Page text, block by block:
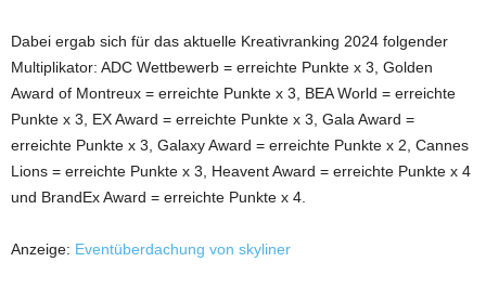
Dabei ergab sich für das aktuelle Kreativranking 2024 folgender
Multiplikator: ADC Wettbewerb = erreichte Punkte x 3, Golden
Award of Montreux = erreichte Punkte x 3, BEA World = erreichte
Punkte x 3, EX Award = erreichte Punkte x 3, Gala Award =
erreichte Punkte x 3, Galaxy Award = erreichte Punkte x 2, Cannes
Lions = erreichte Punkte x 3, Heavent Award = erreichte Punkte x 4
und BrandEx Award = erreichte Punkte x 4.
Anzeige: Eventüberdachung von skyliner